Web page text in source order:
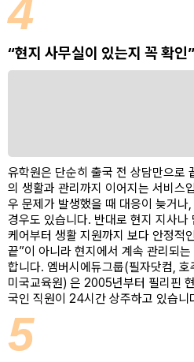
4
“현지 사무실이 있는지 꼭 확인”
유학원은 단순히 출국 전 상담만으로
의 생활과 관리까지 이어지는 서비스
우 문제가 발생했을 때 대응이 늦거나
경우도 있습니다. 반대로 현지 지사
케어부터 생활 지원까지 보다 안정적
끝”이 아니라 현지에서 계속 관리되
합니다. 엠버시에듀그룹(필자닷컴,
미국교육원) 은 2005년부터 필리핀
국인 직원이 24시간 상주하고 있습니
5